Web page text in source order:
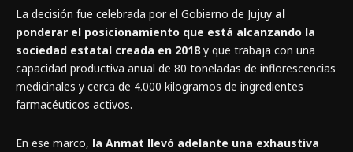
La decisión fue celebrada por el Gobierno de Jujuy al
ponderar el posicionamiento que está alcanzando la
sociedad estatal creada en 2018y que trabaja con una
capacidad productiva anual de 80 toneladas de inflorescencias
medicinales y cerca de 4.000 kilogramos de ingredientes
farmacéuticos activos.
En ese marco, la Anmat llevó adelante una exhaustiva